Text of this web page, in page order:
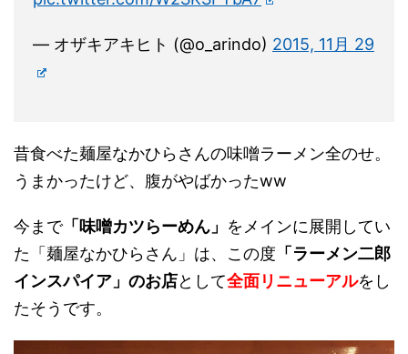
— オザキアキヒト (@o_arindo) 2015, 11月 29
昔食べた麺屋なかひらさんの味噌ラーメン全のせ。
うまかったけど、腹がやばかったww
今まで「味噌カツらーめん」 をメインに展開してい
た「麺屋なかひらさん」は、この度 「ラーメン二郎
インスパイア」のお店として全面リニューアルをし
たそうです。